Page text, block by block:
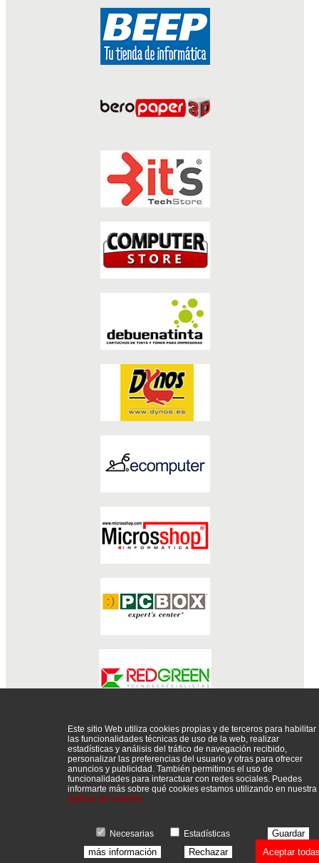
CONSUMIBLES DISE?O WEB FOTOGRAF?A
INFORM?
SERVICIO T?CNICO TELEFON?A E INTERNET
P�gina recomendada por
Mayoristas inform�tica, distribuidores y proveedores de inform�tica
Este sitio Web utiliza cookies propias y de terceros para habilitar
las funcionalidades técnicas de uso de la web, realizar
estadísticas y análisis del tráfico de navegación recibido,
personalizar las preferencias del usuario y otras para ofrecer
anuncios y publicidad. También permitimos el uso de
funcionalidades para interactuar con redes sociales. Puedes
informarte más sobre qué cookies estamos utilizando en nuestra
política de cookies
Necesarias Estadísticas
Guardar
más información
Rechazar Aceptar